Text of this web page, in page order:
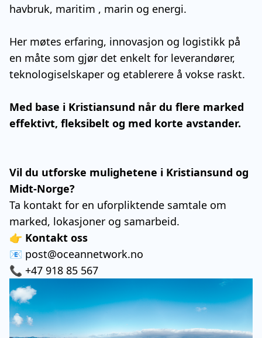
havbruk, maritim , marin og energi.
Her møtes erfaring, innovasjon og logistikk på
en måte som gjør det enkelt for leverandører,
teknologiselskaper og etablerere å vokse raskt.
Med base i Kristiansund når du flere marked
effektivt, fleksibelt og med korte avstander.
Vil du utforske mulighetene i Kristiansund og
Midt-Norge?
Ta kontakt for en uforpliktende samtale om
marked, lokasjoner og samarbeid.
👉 Kontakt oss
📧 post@oceannetwork.no
📞 +47 918 85 567